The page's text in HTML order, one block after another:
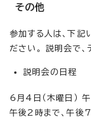
その他
参加する人は、下記
ださい。 説明会で、
説明会の日程
6月4日（木曜日）
午後2時まで、午後